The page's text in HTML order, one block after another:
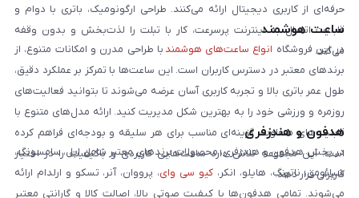
حرفه‌ای از کاربری دیجیتال ارائه می‌کنند. طراحی ارگونومیک، باتری با دوام و
قابلیت اتصال به اینترنت پرسرعت، کار با تبلت را لذت‌بخش و بدون وقفه
می‌کند.
ساعت هوشمند
در این فروشگاه انواع ساعت‌های هوشمند با طراحی مدرن و امکانات متنوع، از
برندهای معتبر در دسترس کاربران است. این ساعت‌ها با تمرکز بر عملکرد دقیق،
طول عمر باتری بالا و تجربه کاربری آسان عرضه می‌شوند تا بتوانید فعالیت‌های
روزمره و ورزشی خود را به بهترین شکل مدیریت کنید. ارائه مدل‌های متنوع با
قابلیت‌های متفاوت، گزینه‌ای مناسب برای هر سلیقه و بودجه‌ای فراهم کرده
است. این مجموعه تلاش دارد ساعت‌هایی کاربردی و باکیفیت را در اختیار
کاربران قرار دهد.
هدفون و هندزفری
در بخش هدفون و هندزفری، محصولات برندهای معتبر شامل اپل، سامسونگ،
شیائومی، ناتینگ، هایلو، انکر، کیو سی وای، پرووان، آنر، تسکو و ارلدام ارائه
می‌شوند. تمامی هدفون‌ها با کیفیت صوتی بالا، اصالت کالا و گارانتی معتبر